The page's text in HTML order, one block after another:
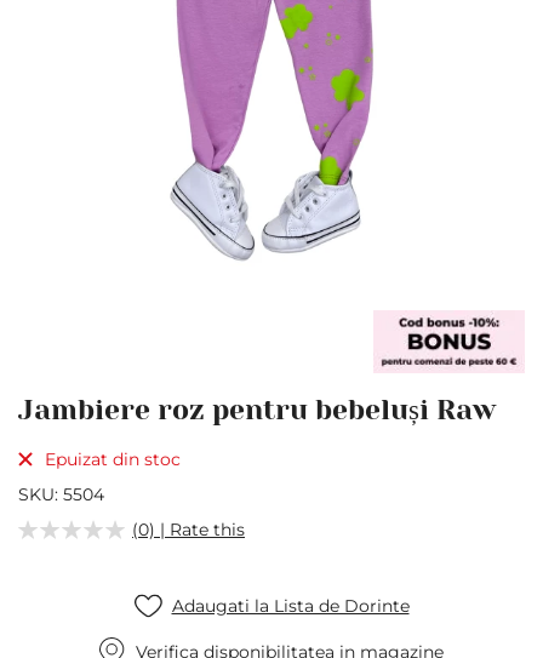
to
beginning
of
the
images
Jambiere roz pentru bebeluși Raw
Epuizat din stoc
SKU 5504
(0) | Rate this
Adaugati la Lista de Dorinte
Verifica disponibilitatea in magazine